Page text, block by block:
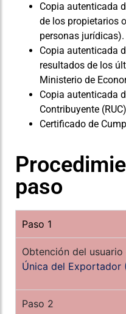
Copia autenticada
de los propietarios
personas jurídicas).
Copia autenticada
resultados de los
Ministerio de
Copia autenticada
Contribuyente
Certificado de
paso
Paso 1
Obtención del
Única del Exportador
Paso 2